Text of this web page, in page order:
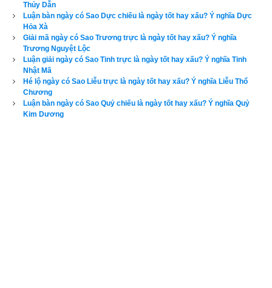
Hé lộ ý nghĩa ngày giờ Xích Khẩu?
3. Ý nghĩa của ngày Xích Khẩu theo sách Thông thư
Thủy Dẫn
Luận bàn ngày có Sao Dực chiếu là ngày tốt hay xấu? Ý nghĩa Dực
Hỏa Xà
Giải mã ngày có Sao Trương trực là ngày tốt hay xấu? Ý nghĩa
Trương Nguyệt Lộc
Luận giải ngày có Sao Tinh trực là ngày tốt hay xấu? Ý nghĩa Tinh
Nhật Mã
Hé lộ ngày có Sao Liễu trực là ngày tốt hay xấu? Ý nghĩa Liễu Thổ
Chương
Luận bàn ngày có Sao Quỷ chiếu là ngày tốt hay xấu? Ý nghĩa Quỷ
Kim Dương